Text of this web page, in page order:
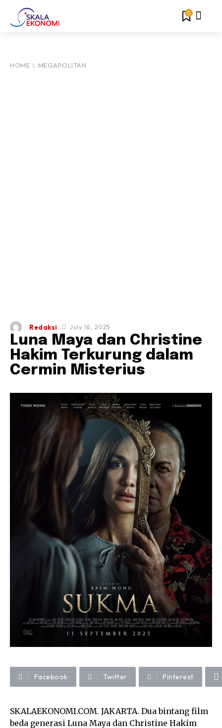
0
HOME MEGAPOLITAN
Redaksi July 16, 2025
Luna Maya dan Christine
Hakim Terkurung dalam
Cermin Misterius
Facebook Twitter Pinterest
SKALAEKONOMI.COM. JAKARTA. Dua bintang film
beda generasi Luna Maya dan Christine Hakim